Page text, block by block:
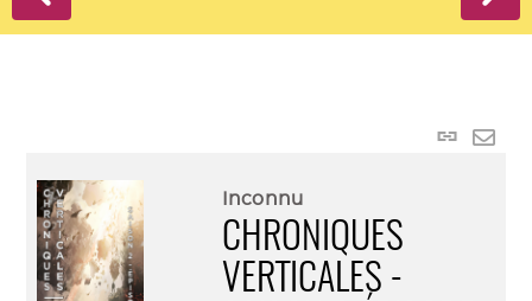
Lien
Inconnu
CHRONIQUES
VERTICALES -